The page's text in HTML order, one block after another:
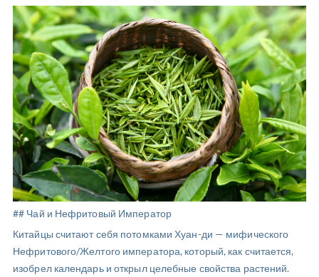
## Чай и Нефритовый Император
Китайцы считают себя потомками Хуан-ди — мифического
Нефритового/Желтого императора, который, как считается,
изобрел календарь и открыл целебные свойства растений.